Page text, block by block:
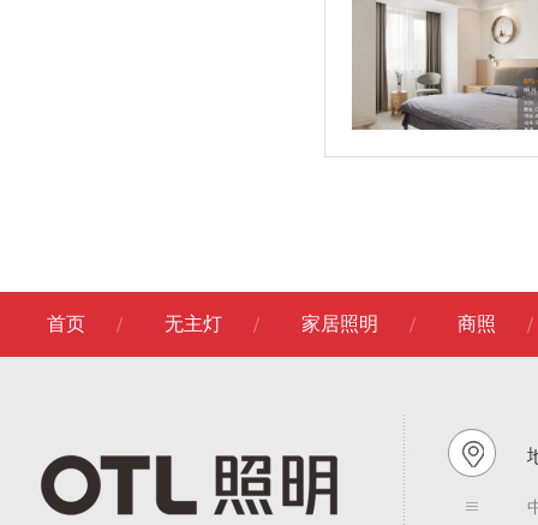
首页 无主灯 家居照明 商照